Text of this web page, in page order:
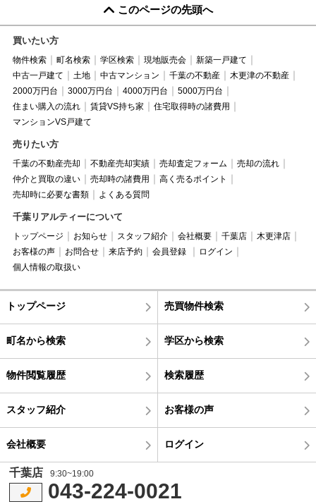
このページの先頭へ
買いたい方
物件検索 町名検索 学区検索 現地販売会
新築一戸建て
中古一戸建て
土地 中古マンション 千葉の不動産
木更津の不動産
2000万円台
3000万円台 4000万円台
5000万円台
住まい購入の流れ
賃貸VS持ち家
住宅取得時の諸費用
マンションVS戸建て
売りたい方
千葉の不動産売却 不動産売却実績 売却査定フォーム
売却の流れ
仲介と買取の違い
売却時の諸費用
高く売るポイント
売却時に必要な書類
よくある質問
千葉リアルティーについて
トップページ お知らせ スタッフ紹介 会社概要 千葉店
木更津店
お客様の声
お問合せ 来店予約 会員登録
ログイン
個人情報の取扱い
トップページ 売買物件検索
町名から検索 学区から検索
物件閲覧履歴 検索履歴
スタッフ紹介 お客様の声
会社概要 ログイン
千葉店 9:30~19:00
043-224-0021